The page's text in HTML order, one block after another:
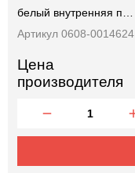
белый внутренняя п…
Артикул 0608-0014624
Цена
производителя